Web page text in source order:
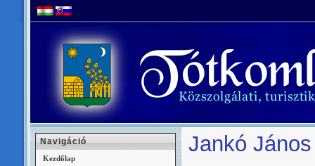
Jankó
Navigáció
Kezdőlap